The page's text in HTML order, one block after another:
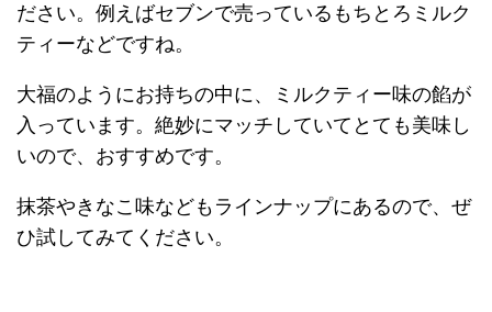
ださい。例えばセブンで売っているもちとろミルク
ティーなどですね。
大福のようにお持ちの中に、ミルクティー味の餡が
入っています。絶妙にマッチしていてとても美味し
いので、おすすめです。
抹茶やきなこ味などもラインナップにあるので、ぜ
ひ試してみてください。